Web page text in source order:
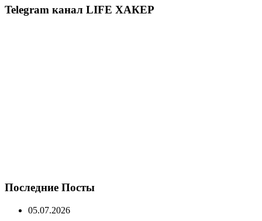
Telegram канал LIFE ХАКЕР
Последние Посты
05.07.2026